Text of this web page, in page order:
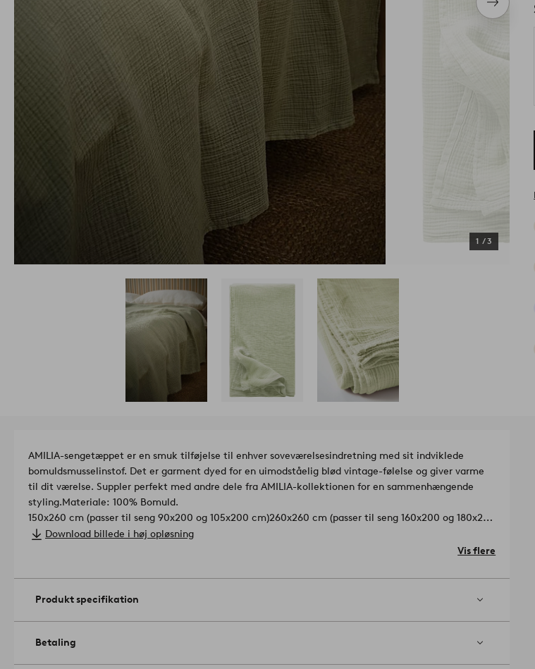
Næste
produkt
1 /3
AMILIA-sengetæppet er en smuk tilføjelse til enhver soveværelsesindretning med sit indviklede
bomuldsmusselinstof. Det er garment dyed for en uimodståelig blød vintage-følelse og giver varme
til dit værelse. Suppler perfekt med andre dele fra AMILIA-kollektionen for en sammenhængende
styling.
Materiale: 100% Bomuld.
150x260 cm (passer til seng 90x200 og 105x200 cm)260x260 cm (passer til seng 160x200 og 180x200
cm) 180x260 cm (passer til seng 120x200 og 140x200 cm).
Jo højere trådtæthed desto højere kvalitet.).
Antal i emballage: 1.Maskinvask ved 60°. Brug ikke blegemiddel. Tørretumbler ved medium varme.
Download billede i høj opløsning
Vis flere
Produkt specifikation
Betaling